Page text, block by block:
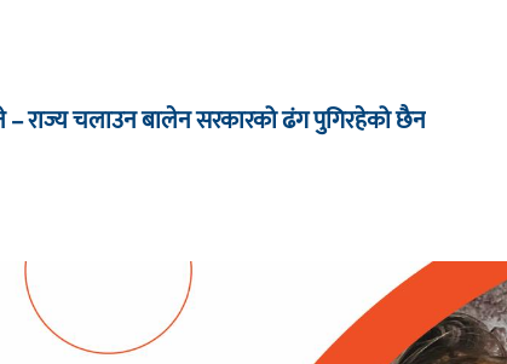
– राज्य चलाउन बालेन सरकारको ढंग पुगिरहेको छैन